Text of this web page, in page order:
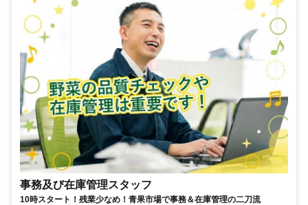
事務及び在庫管理スタッフ
10時スタート！残業少なめ！青果市場で事務＆在庫管理の二刀流